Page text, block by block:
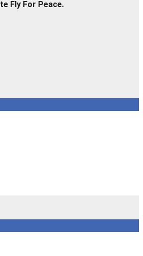
Fly For Peace.